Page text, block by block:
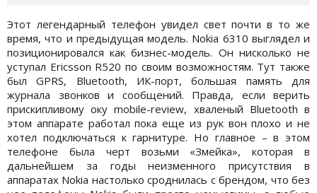
Этот легендарный телефон увидел свет почти в то же
время, что и предыдущая модель. Nokia 6310 выглядел и
позиционировался как бизнес-модель. Он нисколько не
уступал Ericsson R520 по своим возможностям. Тут также
был GPRS, Bluetooth, ИК-порт, большая память для
журнала звонков и сообщений. Правда, если верить
прискипливому оку mobile-review, хваленый Bluetooth в
этом аппарате работал пока еще из рук вон плохо и не
хотел подключаться к гарнитуре. Но главное – в этом
телефоне была черт возьми «Змейка», которая в
дальнейшем за годы неизменного присутствия в
аппаратах Nokia настолько сроднилась с брендом, что без